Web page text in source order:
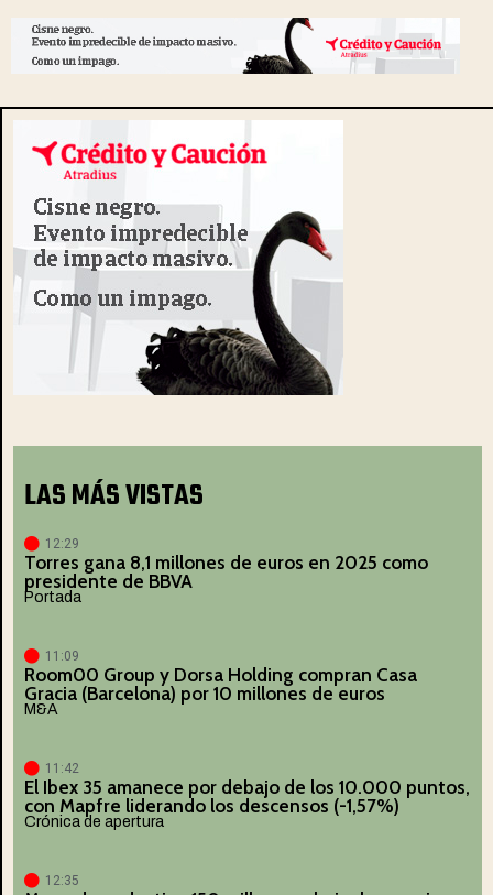
LAS MÁS VISTAS
12:29
Torres gana 8,1 millones de euros en 2025 como
presidente de BBVA
Portada
11:09
Room00 Group y Dorsa Holding compran Casa
Gracia (Barcelona) por 10 millones de euros
M&A
11:42
El Ibex 35 amanece por debajo de los 10.000 puntos,
con Mapfre liderando los descensos (-1,57%)
Crónica de apertura
12:35